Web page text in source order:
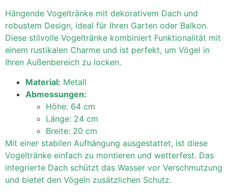
Hängende Vogeltränke mit dekorativem Dach und
robustem Design, ideal für Ihren Garten oder Balkon.
Diese stilvolle Vogeltränke kombiniert Funktionalität mit
einem rustikalen Charme und ist perfekt, um Vögel in
Ihren Außenbereich zu locken.
Material: Metall
Abmessungen:
Höhe: 64 cm
Länge: 24 cm
Breite: 20 cm
Mit einer stabilen Aufhängung ausgestattet, ist diese
Vogeltränke einfach zu montieren und wetterfest. Das
integrierte Dach schützt das Wasser vor Verschmutzung
und bietet den Vögeln zusätzlichen Schutz.